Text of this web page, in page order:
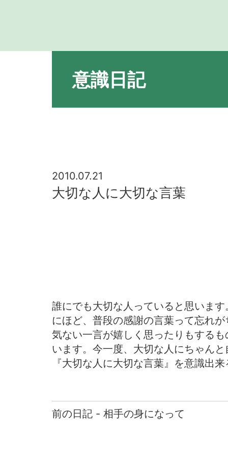
意識日記
2010.07.21
大切な人に大切な言葉
誰にでも大切な人っていると思いま
にほど、普段の感謝の言葉って忘れ
気ない一言が嬉しく思ったりもする
います。今一度、大切な人にちゃん
『大切な人に大切な言葉』を意識
前の日記 - 相手の身になって